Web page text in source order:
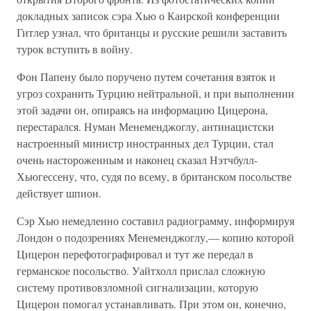
докладных записок сэра Хью о Каирской конференции
Гитлер узнал, что британцы и русские решили заставить
турок вступить в войну.
Фон Папену было поручено путем сочетания взяток и
угроз сохранить Турцию нейтральной, и при выполнении
этой задачи он, опираясь на информацию Цицерона,
перестарался. Нуман Менеменджоглу, антинацистски
настроенный министр иностранных дел Турции, стал
очень настороженным и наконец сказал Нэтчбулл-
Хьюгессену, что, судя по всему, в британском посольстве
действует шпион.
Сэр Хью немедленно составил радиограмму, информируя
Лондон о подозрениях Менеменджоглу,— копию которой
Цицерон перефотографировал и тут же передал в
германское посольство. Уайтхолл прислал сложную
систему противовзломной сигнализации, которую
Цицерон помогал устанавливать. При этом он, конечно,